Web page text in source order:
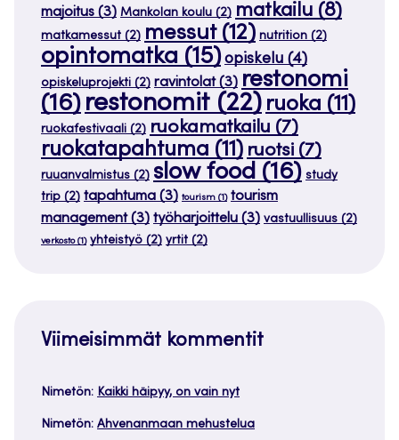
majoitus (3) Mankolan koulu (2) matkailu (8)
matkamessut (2) messut(12) nutrition (2)
opintomatka (15) opiskelu (4)
opiskeluprojekti (2) ravintolat(3) restonomi
(16) restonomit(22) ruoka (11)
ruokafestivaali (2) ruokamatkailu (7)
ruokatapahtuma (11) ruotsi (7)
ruuanvalmistus (2) slow food (16) study
trip (2) tapahtuma (3) tourism (1) tourism
management(3) työharjoittelu (3) vastuullisuus (2)
verkosto(1) yhteistyö (2) yrtit (2)
Viimeisimmät kommentit
Nimetön: Kaikki häipyy, on vain nyt
Nimetön: Ahvenanmaan mehustelua